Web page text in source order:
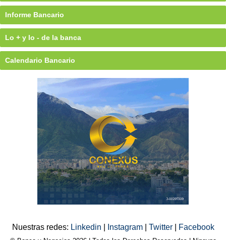
Informe Bancario
Lo + y lo - de la banca
Calendario Bancario
Nuestras redes: Linkedin Instagram Twitter Facebook